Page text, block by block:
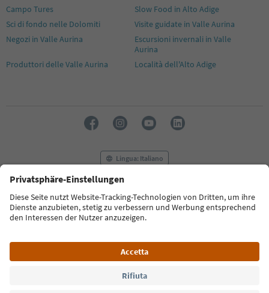
Campo Tures
Slow Food in Alto Adige
Sci di fondo nelle Dolomiti
Visite guidate in Valle Aurina
Negozi in Valle Aurina
Escursioni invernali in Valle
Aurina
Produttori delle Valle Aurina
Località dell'Alto Adige
Lingua: Italiano
FAQ Contatti Press MICE
Privacy Policy
Termini e condizioni
Crediti
Cookie Policy
Alto Adige B2B